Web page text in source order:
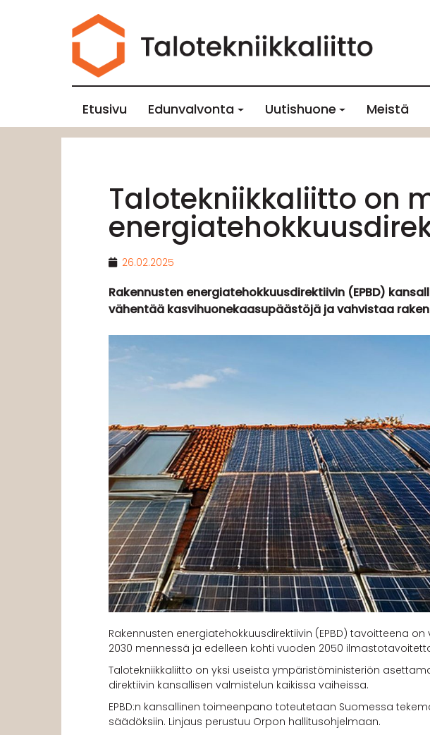
Etusivu Edunvalvonta Uutishuone Meistä
Talotekniikkaliitto on
26.02.2025
Rakennusten energiatehokkuusdirektiivin (EPBD)
vähentää kasvihuonekaasupäästöjä ja vahvistaa
Rakennusten energiatehokkuusdirektiivin (EPBD) tavoitteena
2030 mennessä ja edelleen kohti vuoden 2050
Talotekniikkaliitto on yksi useista ympäristöministeriön
direktiivin kansallisen valmistelun kaikissa vaiheissa.
EPBD:n kansallinen toimeenpano toteutetaan Suomessa
säädöksiin. Linjaus perustuu Orpon hallitusohjelmaan.